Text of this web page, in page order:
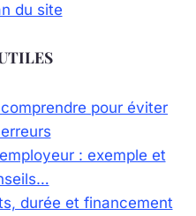
du site
pour éviter
: exemple et
durée et financement